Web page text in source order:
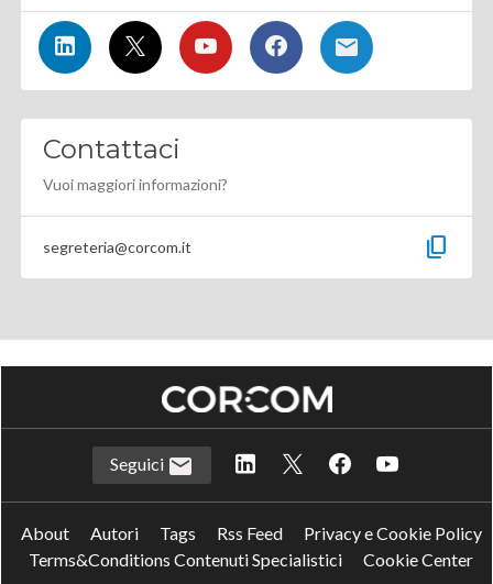
Contattaci
Vuoi maggiori informazioni?
segreteria@corcom.it content_copy
Seguici
About Autori Tags Rss Feed
Privacy e Cookie Policy
Terms&Conditions Contenuti Specialistici
Cookie Center